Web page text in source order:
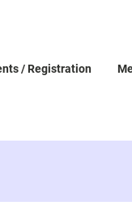
/ Registration